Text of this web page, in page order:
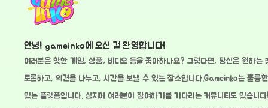
안녕! gameinko에 오신 걸 환영합니다!
여러분은 핫한 게임, 상품, 비디오 등을 좋아하나요? 그렇다면, 당신은 원하는
토론하고, 의견을 나누고, 시간을 보낼 수 있는 장소입니다.Gameinko는 훌륭
있는 플랫폼입니다. 심지어 여러분이 참여하기를 기다리는 커뮤니티도 있습